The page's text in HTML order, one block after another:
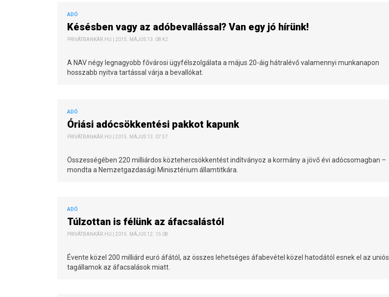
ADÓ
Késésben vagy az adóbevallással? Van egy jó hírünk!
PRIVÁTBANKÁR.HU | 2015. MÁJUS 13. 08:42
A NAV négy legnagyobb fővárosi ügyfélszolgálata a május 20-áig hátralévő valamennyi munkanapon
hosszabb nyitva tartással várja a bevallókat.
ADÓ
Óriási adócsökkentési pakkot kapunk
PRIVÁTBANKÁR.HU | 2015. MÁJUS 13. 07:57
Összességében 220 milliárdos köztehercsökkentést indítványoz a kormány a jövő évi adócsomagban –
mondta a Nemzetgazdasági Minisztérium államtitkára.
ADÓ
Túlzottan is félünk az áfacsalástól
PRIVÁTBANKÁR.HU | 2015. MÁJUS 12. 15:08
Évente közel 200 milliárd euró áfától, az összes lehetséges áfabevétel közel hatodától esnek el az uniós
tagállamok az áfacsalások miatt.